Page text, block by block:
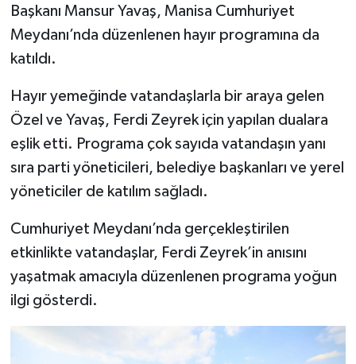
Başkanı Mansur Yavaş, Manisa Cumhuriyet
Meydanı’nda düzenlenen hayır programına da
katıldı.
Hayır yemeğinde vatandaşlarla bir araya gelen
Özel ve Yavaş, Ferdi Zeyrek için yapılan dualara
eşlik etti. Programa çok sayıda vatandaşın yanı
sıra parti yöneticileri, belediye başkanları ve yerel
yöneticiler de katılım sağladı.
Cumhuriyet Meydanı’nda gerçekleştirilen
etkinlikte vatandaşlar, Ferdi Zeyrek’in anısını
yaşatmak amacıyla düzenlenen programa yoğun
ilgi gösterdi.